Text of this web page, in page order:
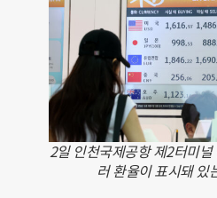
2일 인천국제공항 제2터미
러 환율이 표시돼 있